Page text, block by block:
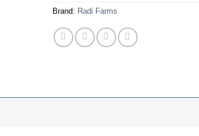
Brand: Radi Farms